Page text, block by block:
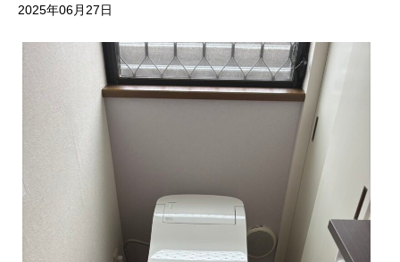
2025年06月27日